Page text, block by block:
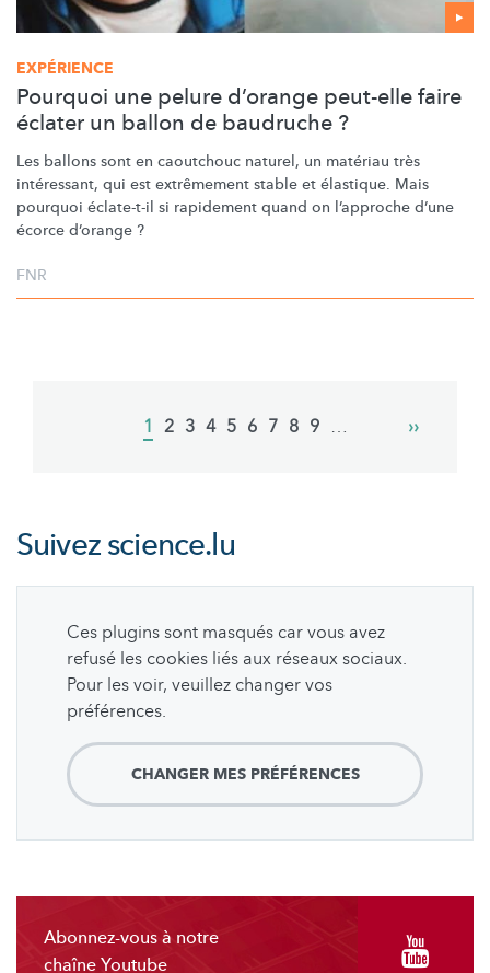
EXPÉRIENCE
Pourquoi une pelure d’orange peut-elle faire
éclater un ballon de baudruche ?
Les ballons sont en caoutchouc naturel, un matériau très
intéressant, qui est extrêmement stable et élastique. Mais
pourquoi éclate-t-il si rapidement quand on l’approche d’une
écorce d’orange ?
FNR
Current
1 Page
2 Page
3 Page
4 Page
5 Page
6 Page
7 Page
8 Page
9 …
Next
››
Suivezscience.lu
Ces plugins sont masqués car vous avez
refusé les cookies liés aux réseaux sociaux.
Pour les voir, veuillez changer vos
préférences.
CHANGER MES PRÉFÉRENCES
Abonnez-vous à notre
chaîne Youtube